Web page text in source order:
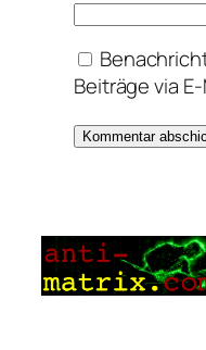
Beiträge via E-